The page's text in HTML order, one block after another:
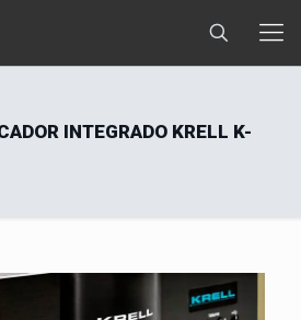
INTEGRADO KRELL K-